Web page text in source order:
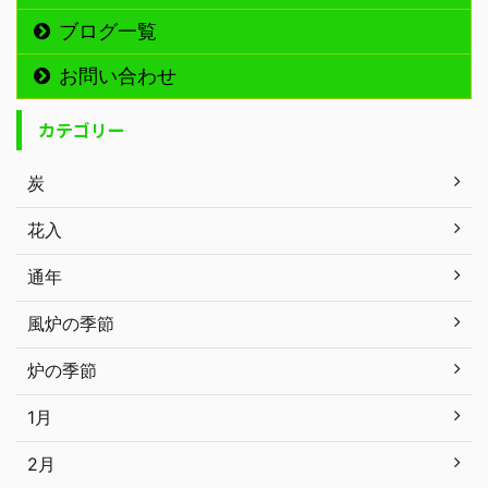
ブログ一覧
お問い合わせ
カテゴリー
炭
花入
通年
風炉の季節
炉の季節
1月
2月